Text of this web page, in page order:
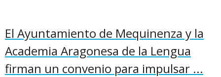
El Ayuntamiento de Mequinenza y la
Academia Aragonesa de la Lengua
firman un convenio para impulsar ...